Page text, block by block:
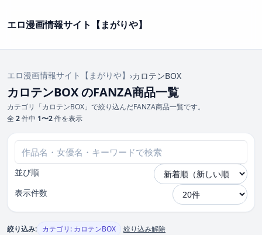
エロ漫画情報サイト【まがりや】
エロ漫画情報サイト【まがりや】 ›カロテンBOX
カロテンBOX のFANZA商品一覧
カテゴリ「カロテンBOX」で絞り込んだFANZA商品一覧です。
全 2件中 1〜2件を表示
並び順
表示件数
絞り込み: カテゴリ: カロテンBOX 絞り込み解除